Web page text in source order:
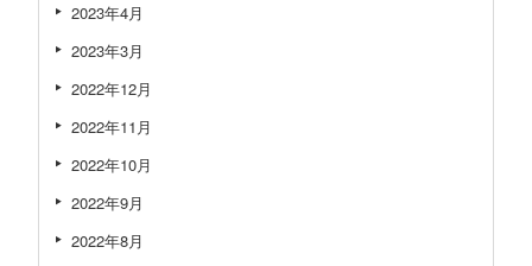
2023年4月
2023年3月
2022年12月
2022年11月
2022年10月
2022年9月
2022年8月